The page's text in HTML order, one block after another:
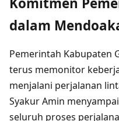
dalam
Pemerintah Kabupaten
terus memonitor
menjalani perjalanan
Syakur Amin
seluruh proses